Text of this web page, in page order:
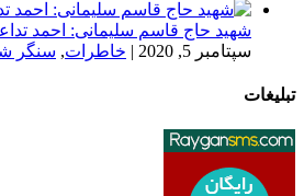
شهید حاج قاسم سلیمانی: احمد
سپتامبر 5, 2020
| خاطرات, سنگر
تبلیغات